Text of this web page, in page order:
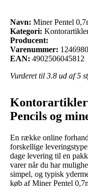
Navn: Miner Pentel
Kategori:
Producent:
Varenummer: 1246980
EAN: 4902506045812
Vurderet til 3.8 ud af 5
Kontorartikler
Pencils og
En række online
forskellige
dage levering til en
varer når du har
simpel, og typisk
køb af Miner Pentel